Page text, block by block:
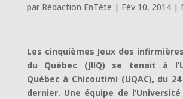
par Rédaction EnTête | Fév 10, 2014|
Les cinquièmes Jeux des
du Québec (JIIQ) se tenait à
Québec à Chicoutimi (UQAC), du
dernier. Une équipe de